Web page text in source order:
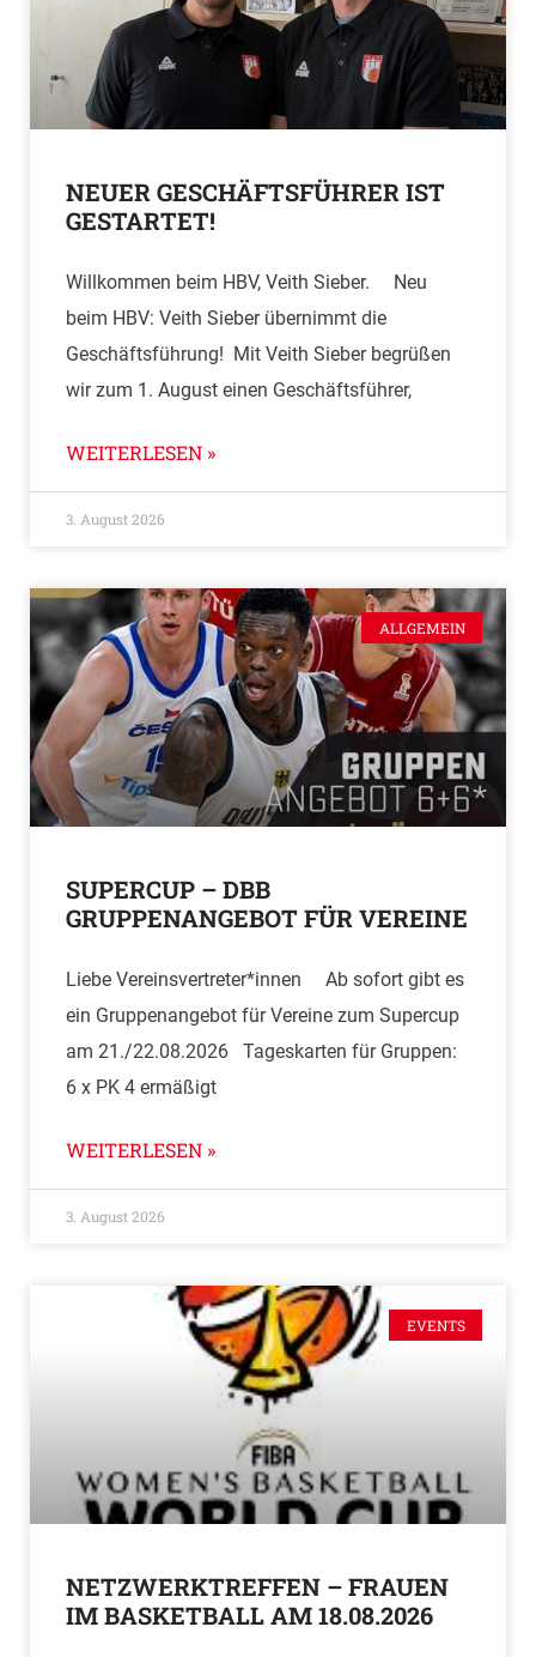
NEUER GESCHÄFTSFÜHRER IST
GESTARTET!
Willkommen beim HBV, Veith Sieber. Neu
beim HBV: Veith Sieber übernimmt die
Geschäftsführung! Mit Veith Sieber begrüßen
wir zum 1. August einen Geschäftsführer,
WEITERLESEN »
3. August 2026
ALLGEMEIN
SUPERCUP – DBB
GRUPPENANGEBOT FÜR VEREINE
Liebe Vereinsvertreter*innen Ab sofort gibt es
ein Gruppenangebot für Vereine zum Supercup
am 21./22.08.2026 Tageskarten für Gruppen:
6 x PK 4 ermäßigt
WEITERLESEN »
3. August 2026
EVENTS
NETZWERKTREFFEN – FRAUEN
IM BASKETBALL AM 18.08.2026